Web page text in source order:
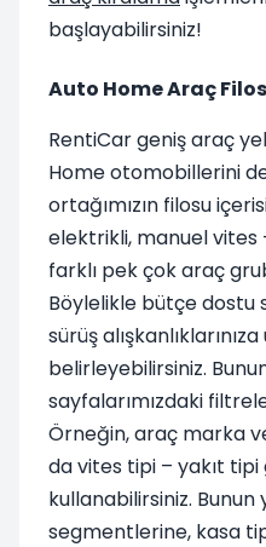
başlayabilirsiniz!
Auto Home Araç
RentiCar geniş araç
Home otomobillerini
ortağımızın filosu
elektrikli, manuel
farklı pek çok araç
Böylelikle bütçe dostu
sürüş
belirleyebilirsiniz.
sayfalarımızdaki
Örneğin, araç marka
da vites tipi – yakıt
kullanabilirsiniz. Bunun
segmentlerine, kasa